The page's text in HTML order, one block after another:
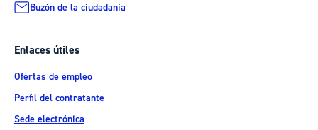
Buzón de la ciudadanía
Enlaces útiles
Ofertas de empleo
Perfil del contratante
Sede electrónica